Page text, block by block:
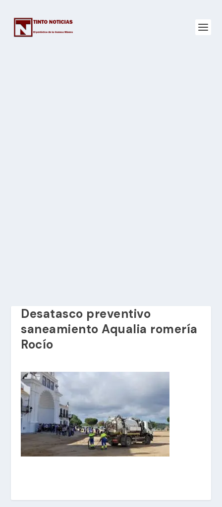
Desatasco preventivo
saneamiento Aqualia romería
Rocío